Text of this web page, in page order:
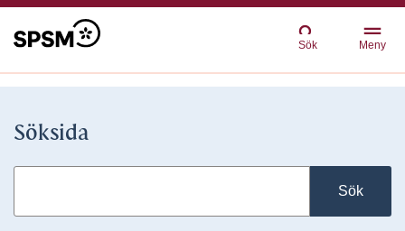
Sök Meny
Söksida
Sök